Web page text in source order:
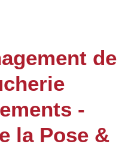
de
-
la Pose &